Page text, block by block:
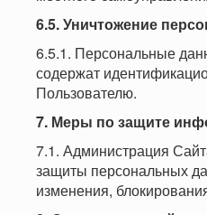
6.5. Уничтожение
6.5.1. Персональные
содержат
Пользователю.
7. Меры по защите
7.1. Администрация
защиты персональных
изменения,